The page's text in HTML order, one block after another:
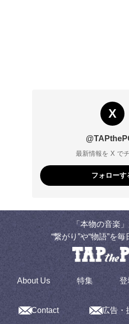
X
最新情報を X で
フォローす
「本物の音楽
“繋がり”や“物語”を
About Us 特集 登
Contact 広告・